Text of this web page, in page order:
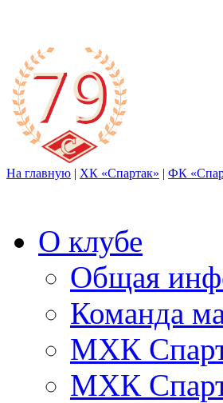
На главную | ХК «Спартак» | ФК
О клубе
Общая
Команда
МХК
МХК